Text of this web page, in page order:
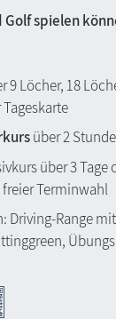
Golf spielen
9 Löcher, 18
über 2
über 3 Tage
freier Terminwahl
Driving-Range